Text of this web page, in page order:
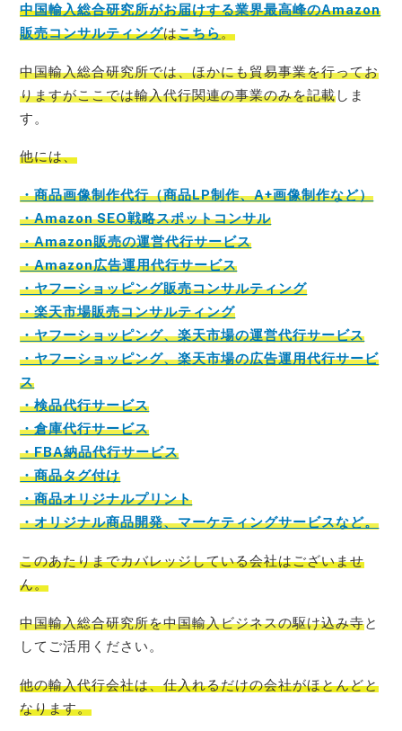
中国輸入総合研究所がお届けする業界最高峰のAmazon
販売コンサルティングはこちら。
中国輸入総合研究所では、ほかにも貿易事業を行ってお
りますがここでは輸入代行関連の事業のみを記載しま
す。
他には、
・商品画像制作代行（商品LP制作、A+画像制作など）
・Amazon SEO戦略スポットコンサル
・Amazon販売の運営代行サービス
・Amazon広告運用代行サービス
・ヤフーショッピング販売コンサルティング
・楽天市場販売コンサルティング
・ヤフーショッピング、楽天市場の運営代行サービス
・ヤフーショッピング、楽天市場の広告運用代行サービ
ス
・検品代行サービス
・倉庫代行サービス
・FBA納品代行サービス
・商品タグ付け
・商品オリジナルプリント
・オリジナル商品開発、マーケティングサービスなど。
このあたりまでカバレッジしている会社はございませ
ん。
中国輸入総合研究所を中国輸入ビジネスの駆け込み寺と
してご活用ください。
他の輸入代行会社は、仕入れるだけの会社がほとんどと
なります。